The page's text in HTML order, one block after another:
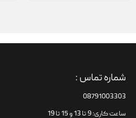
شماره تماس :
08791003303
ساعت کاری: 9 تا 13 و 15 تا 19